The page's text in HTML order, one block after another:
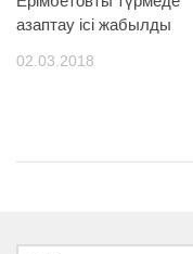
азаптау ісі жабылды
02.03.2018